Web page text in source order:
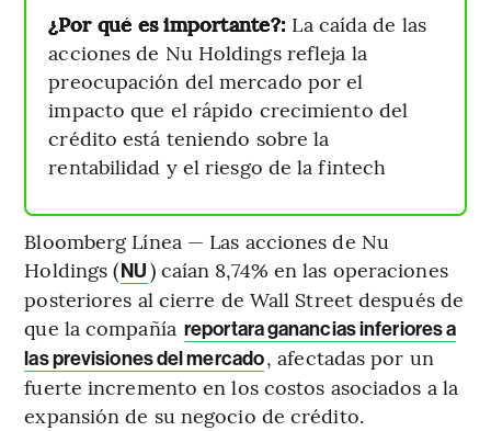
¿Por qué es importante?: La caída de las
acciones de Nu Holdings refleja la
preocupación del mercado por el
impacto que el rápido crecimiento del
crédito está teniendo sobre la
rentabilidad y el riesgo de la fintech
Bloomberg Línea — Las acciones de Nu
Holdings (NU) caían 8,74% en las operaciones
posteriores al cierre de Wall Street después de
que la compañía reportara ganancias inferiores a
las previsiones del mercado, afectadas por un
fuerte incremento en los costos asociados a la
expansión de su negocio de crédito.